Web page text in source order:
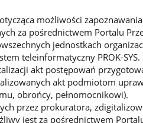
możliwości
za pośrednictwem Portalu
jednostkach
teleinformatyczny PROK-
akt postępowań
akt podmiotom
obrońcy, pełnomocnikowi).
przez prokuratora,
jest za pośrednictwem